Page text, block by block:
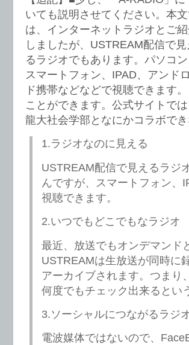
いても説明させてください。本
は、インターネットラジオとご
しましたが、USTREAM配信で見
るラジオでもあります。パソコン
スマートフォン、IPAD、アンド
ド携帯などなどで視聴できます
ことができます。公式サイトで
龍大社会学部となにかコラボで
1.ラジオなのに見える
USTREAM配信で見えるラジ
んですが、スマートフォン、
視聴できます。
2.いつでもどこでもなラジオ
最近、放送でもオンデマンド
USTREAMは生放送が同時に
アーカイブされます。つまり
何度でもチェック出来るとい
3.ソーシャルにつながるラジ
電波媒体ではないので、